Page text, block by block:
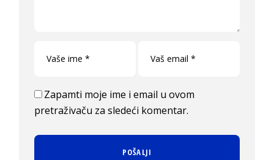
Zapamti moje ime i email u ovom
pretraživaču za sledeći komentar.